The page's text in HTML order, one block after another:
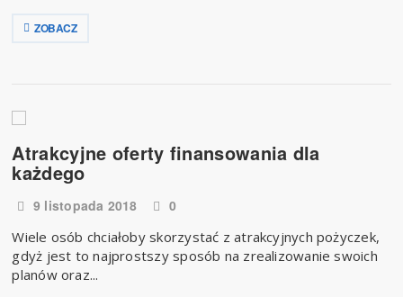
ZOBACZ
Atrakcyjne oferty finansowania dla
każdego
9 listopada 2018
0
​ Wiele osób chciałoby skorzystać z atrakcyjnych pożyczek,
gdyż jest to najprostszy sposób na zrealizowanie swoich
planów oraz...